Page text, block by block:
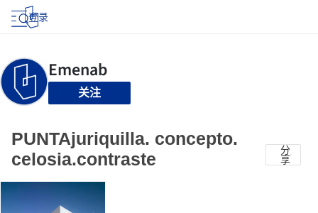
登录
关注
PUNTAjuriquilla. concepto.
celosia.contraste
分
享